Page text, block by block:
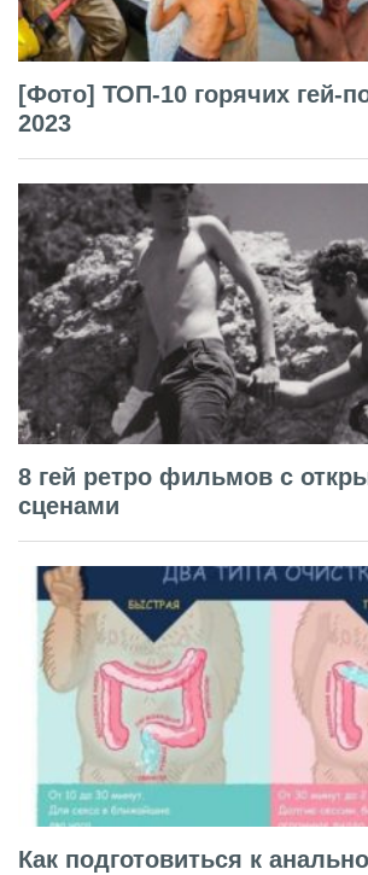
[Фото] ТОП-10 горячих гей-
2023
8 гей ретро фильмов с
сценами
Как подготовиться к